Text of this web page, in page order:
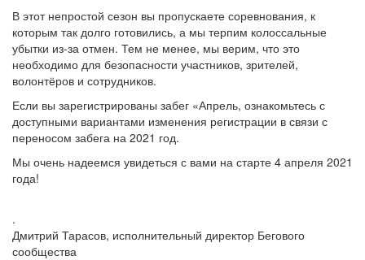
В этот непростой сезон вы пропускаете соревнования, к
которым так долго готовились, а мы терпим колоссальные
убытки из-за отмен. Тем не менее, мы верим, что это
необходимо для безопасности участников, зрителей,
волонтёров и сотрудников.
Если вы зарегистрированы забег «Апрель, ознакомьтесь с
доступными вариантами изменения регистрации в связи с
переносом забега на 2021 год.
Мы очень надеемся увидеться с вами на старте 4 апреля 2021
года!
.
Дмитрий Тарасов, исполнительный директор Бегового
сообщества